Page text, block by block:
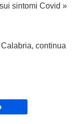
sintomi Covid »
continua